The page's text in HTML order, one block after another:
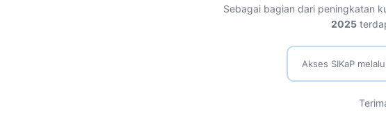
Sebagai bagian dari peningkatan
2025
Akses SIKaP